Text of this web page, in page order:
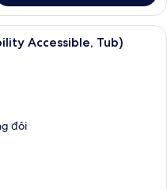
khu vực làm việc phù hợp cho
Accessible, Tub)
đôi